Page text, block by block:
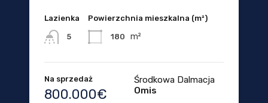
Lazienka
5
Powierzchnia mieszkalna (m²)
180 m²
Na sprzedaż
800.000€
Środkowa Dalmacja
Omis